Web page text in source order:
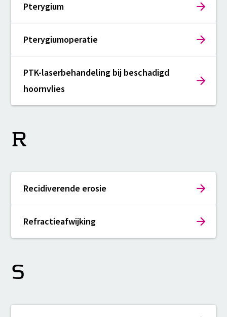
Pterygium
Pterygiumoperatie
PTK-laserbehandeling bij beschadigd
hoornvlies
R
Recidiverende erosie
Refractieafwijking
S